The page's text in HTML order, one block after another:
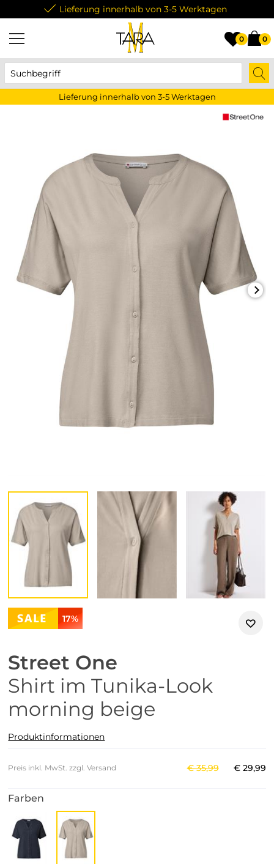
Lieferung innerhalb von 3-5 Werktagen
0 0
Lieferung innerhalb von 3-5 Werktagen
17%
Street One
Shirt im Tunika-Look
morning beige
Produktinformationen
Preis inkl. MwSt. zzgl. Versand €35,99 € 29,99
Farben